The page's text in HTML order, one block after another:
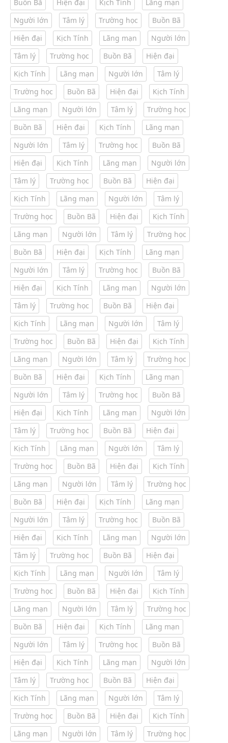
Buồn Bã Hiện đại Kịch Tính
Lãng mạn
Người lớn
Tâm lý Trường học
Buồn Bã
Hiện đại
Kịch Tính Lãng mạn
Người lớn
Tâm lý
Trường học Buồn Bã
Hiện đại
Kịch Tính
Lãng mạn Người lớn
Tâm lý
Trường học
Buồn Bã Hiện đại
Kịch Tính
Lãng mạn
Người lớn Tâm lý
Trường học
Buồn Bã
Hiện đại Kịch Tính
Lãng mạn
Người lớn
Tâm lý Trường học
Buồn Bã
Hiện đại
Kịch Tính Lãng mạn
Người lớn
Tâm lý
Trường học Buồn Bã
Hiện đại
Kịch Tính
Lãng mạn Người lớn
Tâm lý
Trường học
Buồn Bã Hiện đại
Kịch Tính
Lãng mạn
Người lớn Tâm lý
Trường học
Buồn Bã
Hiện đại Kịch Tính
Lãng mạn
Người lớn
Tâm lý Trường học
Buồn Bã
Hiện đại
Kịch Tính Lãng mạn
Người lớn
Tâm lý
Trường học Buồn Bã
Hiện đại
Kịch Tính
Lãng mạn Người lớn
Tâm lý
Trường học
Buồn Bã Hiện đại
Kịch Tính
Lãng mạn
Người lớn Tâm lý
Trường học
Buồn Bã
Hiện đại Kịch Tính
Lãng mạn
Người lớn
Tâm lý Trường học
Buồn Bã
Hiện đại
Kịch Tính Lãng mạn
Người lớn
Tâm lý
Trường học Buồn Bã
Hiện đại
Kịch Tính
Lãng mạn Người lớn
Tâm lý
Trường học
Buồn Bã Hiện đại
Kịch Tính
Lãng mạn
Người lớn Tâm lý
Trường học
Buồn Bã
Hiện đại Kịch Tính
Lãng mạn
Người lớn
Tâm lý Trường học
Buồn Bã
Hiện đại
Kịch Tính Lãng mạn
Người lớn
Tâm lý
Trường học Buồn Bã
Hiện đại
Kịch Tính
Lãng mạn Người lớn
Tâm lý
Trường học
Buồn Bã Hiện đại
Kịch Tính
Lãng mạn
Người lớn Tâm lý
Trường học
Buồn Bã
Hiện đại Kịch Tính
Lãng mạn
Người lớn
Tâm lý Trường học
Buồn Bã
Hiện đại
Kịch Tính Lãng mạn
Người lớn
Tâm lý
Trường học Buồn Bã
Hiện đại
Kịch Tính
Lãng mạn Người lớn
Tâm lý
Trường học
Buồn Bã Hiện đại
Kịch Tính
Lãng mạn
Người lớn Tâm lý
Trường học